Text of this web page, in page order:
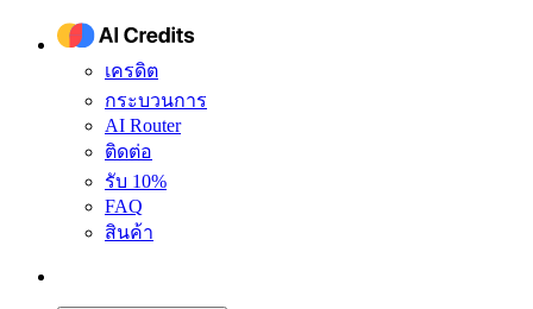
เครดิต
กระบวนการ
AI Router
ติดต่อ
รับ 10%
FAQ
สินค้า